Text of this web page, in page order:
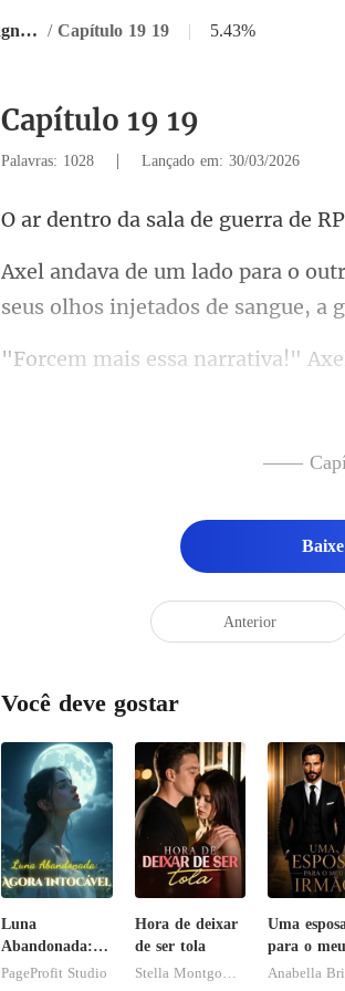
Me Traiu? Casei com um Magnata / Capítulo 19 19 | 5.43%
Capítulo 19 19
Palavras: 1028 | Lançado em: 30/03/2026
guerra de
seus olhos injetad
——
Anterior
Você deve gostar
Luna
Abandonada:
Agora Intocável
PageProfit Studio
Hora de deixar
de ser tola
Uma
para o meu
irmão
Anabella